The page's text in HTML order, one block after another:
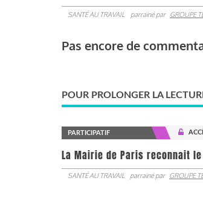
SANTÉ AU TRAVAIL parrainé par GROUPE
Pas encore de
POUR PROLONGER LA
PARTICIPATIF
La Mairie de Paris reconnait
SANTÉ AU TRAVAIL parrainé par GROUPE